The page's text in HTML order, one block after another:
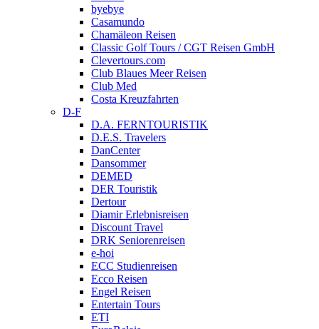
byebye
Casamundo
Chamäleon Reisen
Classic Golf Tours / CGT Reisen GmbH
Clevertours.com
Club Blaues Meer Reisen
Club Med
Costa Kreuzfahrten
D-F
D.A. FERNTOURISTIK
D.E.S. Travelers
DanCenter
Dansommer
DEMED
DER Touristik
Dertour
Diamir Erlebnisreisen
Discount Travel
DRK Seniorenreisen
e-hoi
ECC Studienreisen
Ecco Reisen
Engel Reisen
Entertain Tours
ETI